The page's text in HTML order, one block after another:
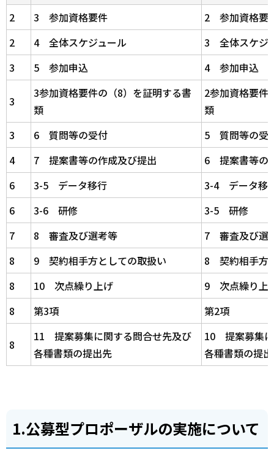
2 3 参加資格要件
2 参加資格要
2
4 全体スケジュール
3 全体スケジ
3
5 参加申込 4 参加申込
3
3参加資格要件の（8）を証明する書
類
2参加資格要件
類
3
6 質問等の受付
5 質問等の受
4
7 提案書等の作成及び提出
6 提案書等の
6
3-5 データ移行
3-4 データ移
6
3-6 研修
3-5 研修
7
8 審査及び選考等
7 審査及び選
8
9 契約相手方としての取扱い
8 契約相手方
8
10 次点繰り上げ
9 次点繰り上
8
第3項 第2項
8
11 提案募集に関する問合せ先及び
各種書類の提出先
10 提案募集
各種書類の提
1.公募型プロポーザルの実施について